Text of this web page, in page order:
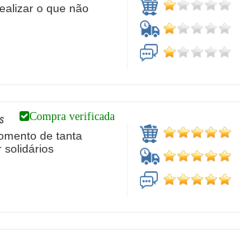
o que não
Compra verificada
de tanta
solidários